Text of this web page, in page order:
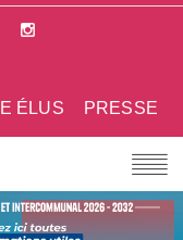
PRESSE
ÉLUS